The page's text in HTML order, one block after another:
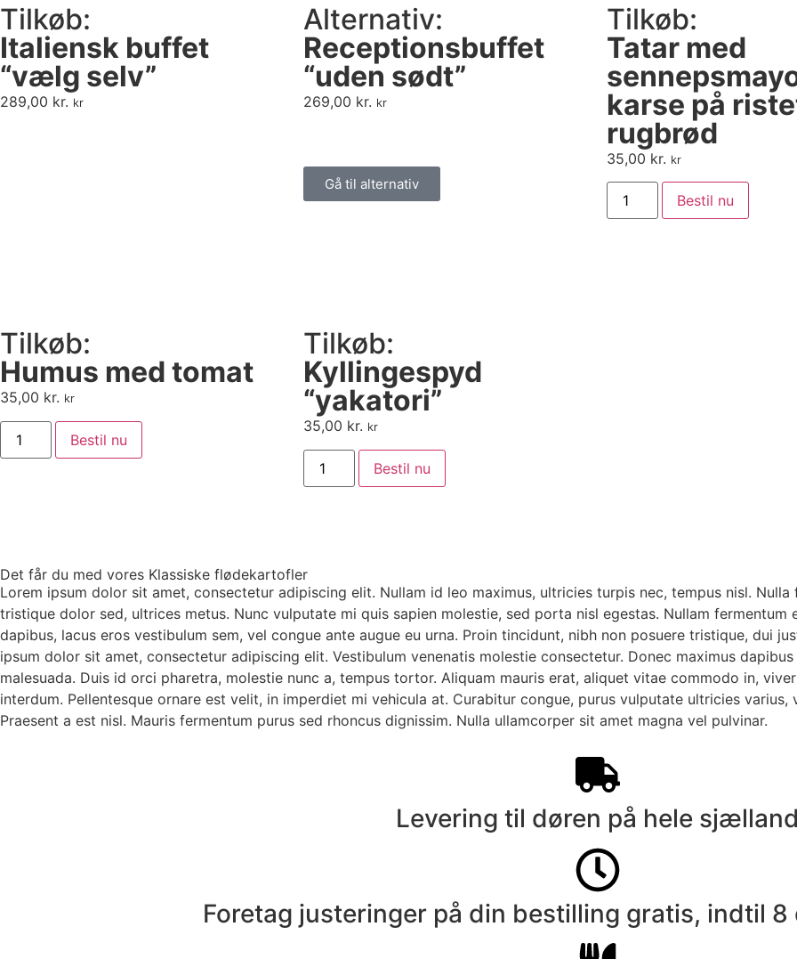
Tilkøb:
Italiensk buffet
“vælg selv”
289,00 kr. kr
Alternativ:
Receptionsbuffet
“uden sødt”
269,00 kr. kr
Gå til alternativ
Tilkøb:
Tatar med
karse på
rugbrød
35,00 kr. kr
Bestil nu
Tilkøb:
Humus med tomat
35,00 kr. kr
Bestil nu
Tilkøb:
Kyllingespyd
“yakatori”
35,00 kr. kr
Bestil nu
Det får du med vores Klassiske flødekartofler
Lorem ipsum dolor sit amet, consectetur adipiscing elit. Nullam id leo maximus, ultricies turpis nec, tempus nisl.
tristique dolor sed, ultrices metus. Nunc vulputate mi quis sapien molestie, sed porta nisl egestas. Nullam
dapibus, lacus eros vestibulum sem, vel congue ante augue eu urna. Proin tincidunt, nibh non posuere tristique, dui
ipsum dolor sit amet, consectetur adipiscing elit. Vestibulum venenatis molestie consectetur. Donec maximus
malesuada. Duis id orci pharetra, molestie nunc a, tempus tortor. Aliquam mauris erat, aliquet vitae commodo in,
interdum. Pellentesque ornare est velit, in imperdiet mi vehicula at. Curabitur congue, purus vulputate ultricies
Praesent a est nisl. Mauris fermentum purus sed rhoncus dignissim. Nulla ullamcorper sit amet magna vel pulvinar.
Levering til døren på hele sjælland
Foretag justeringer på din bestilling gratis, indtil 8